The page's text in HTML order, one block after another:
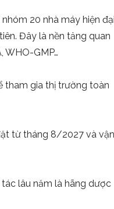
20 nhà máy hiện đại
Đây là nền tảng quan
WHO-GMP…
tham gia thị trường toàn
từ tháng 8/2027 và vận
lâu năm là hãng dược